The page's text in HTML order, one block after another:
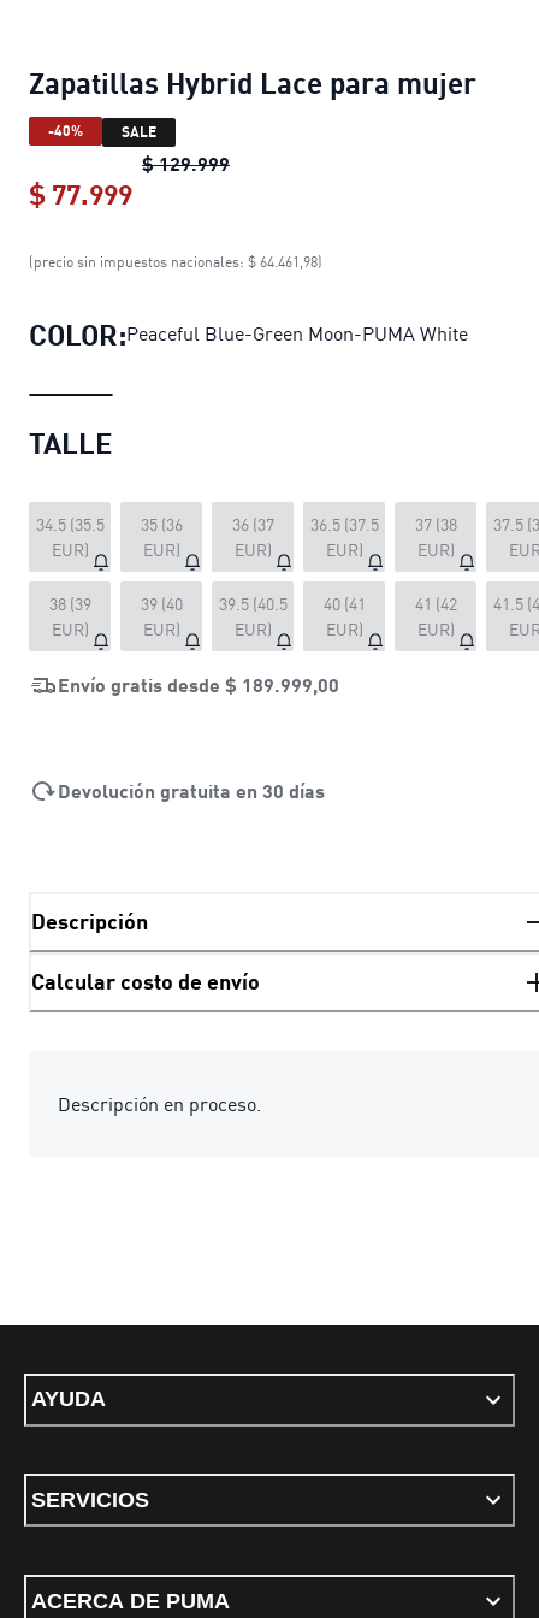
Zapatillas Hybrid Lace para mujer
-40% SALE
$ 129.999Zapatillas Hybrid Lace para mujer
$ 77.999
Zapatillas Hybrid Lace para mujer
(precio sin impuestos nacionales: $ 64.461,98)
COLOR:Peaceful Blue-Green Moon-PUMA White
TALLE
34.5 (35.5
EUR)
35 (36
EUR)
36 (37
EUR)
36.5 (37.5
EUR)
37 (38
EUR)
37.5
38 (39
EUR)
39 (40
EUR)
39.5 (40.5
EUR)
40 (41
EUR)
41 (42
EUR)
41.5
Envío gratis desde $ 189.999,00
Devolución gratuita en 30 días
Descripción
Calcular costo de envío
Descripción en proceso.
AYUDA
SERVICIOS
ACERCA DE PUMA